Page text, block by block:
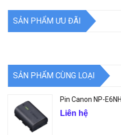
SẢN PHẨM ƯU ĐÃI
SẢN PHẨM CÙNG LOẠI
Pin Canon NP-E6NH
Liên hệ